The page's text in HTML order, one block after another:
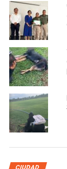
Los estudiantes
nombraron
brindan todos
más allá de esta
educativas e
estudiantil, con
En este centro
CIUDAD